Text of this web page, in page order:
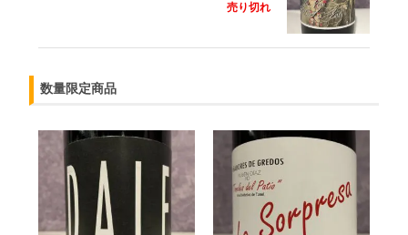
売り切れ
数量限定商品